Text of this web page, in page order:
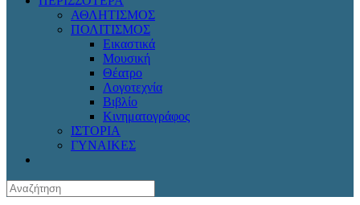
ΑΘΛΗΤΙΣΜΟΣ
ΠΟΛΙΤΙΣΜΟΣ
Εικαστικά
Μουσική
Θέατρο
Λογοτεχνία
Βιβλίο
Κινηματογράφος
ΙΣΤΟΡΙΑ
ΓΥΝΑΙΚΕΣ